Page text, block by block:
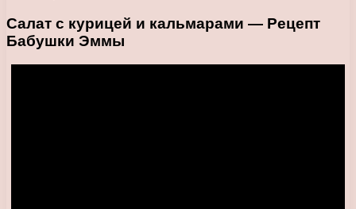
Салат с курицей и кальмарами — Рецепт
Бабушки Эммы